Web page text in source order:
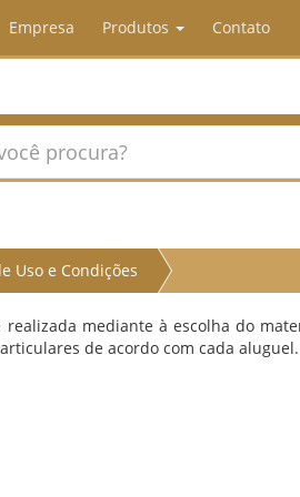
Empresa Produtos Contato
Uso e Condições
realizada mediante à escolha do
de acordo com cada